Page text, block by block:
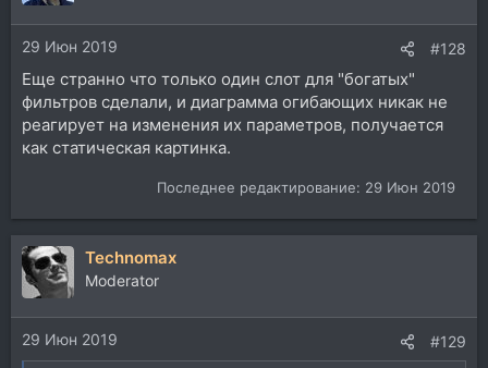
29 Июн 2019 #128
Еще странно что только один слот для "богатых"
фильтров сделали, и диаграмма огибающих никак не
реагирует на изменения их параметров, получается
как статическая картинка.
Последнее редактирование: 29 Июн 2019
Technomax
Moderator
29 Июн 2019 #129